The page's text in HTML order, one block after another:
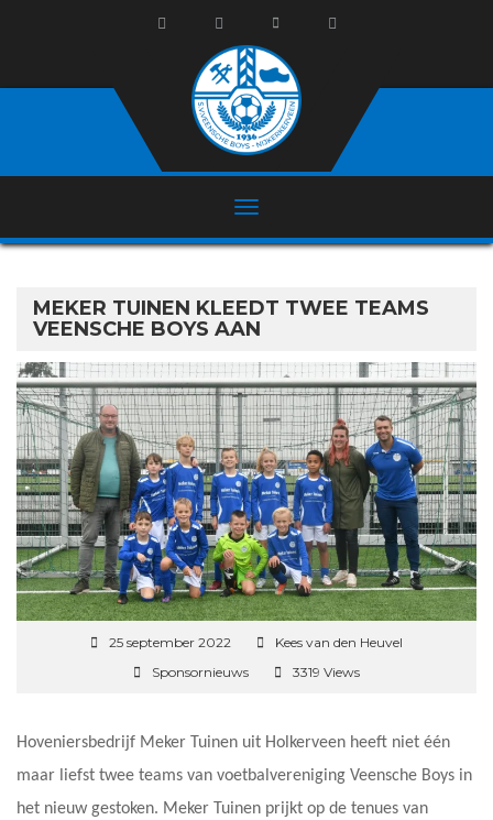
MEKER TUINEN KLEEDT TWEE TEAMS
VEENSCHE BOYS AAN
25 september 2022
Kees van den Heuvel
Sponsornieuws
3319 Views
Hoveniersbedrijf Meker Tuinen uit Holkerveen heeft niet één
maar liefst twee teams van voetbalvereniging Veensche Boys in
het nieuw gestoken. Meker Tuinen prijkt op de tenues van